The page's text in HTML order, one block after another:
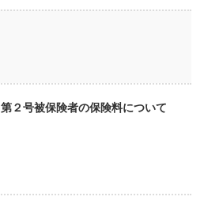
第２号被保険者の保険料について